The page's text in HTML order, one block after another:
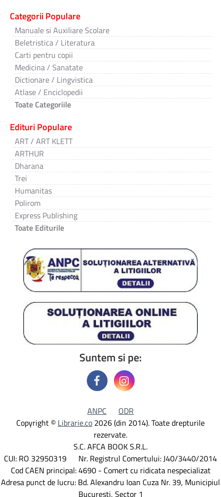
Categorii Populare
Manuale si Auxiliare Scolare
Beletristica / Literatura
Carti pentru copii
Medicina / Sanatate
Dictionare / Lingvistica
Atlase / Enciclopedii
Toate Categoriile
Edituri Populare
ART / ART KLETT
ARTHUR
Dharana
Trei
Humanitas
Polirom
Express Publishing
Toate Editurile
Suntem si pe:
ANPC
ODR
Copyright © Librarie.co 2026 (din 2014). Toate drepturile
rezervate.
S.C. AFCA BOOK S.R.L.
CUI: RO 32950319 Nr. Registrul Comertului: J40/3440/2014
Cod CAEN principal: 4690 - Comert cu ridicata nespecializat
Adresa punct de lucru: Bd. Alexandru Ioan Cuza Nr. 39, Municipiul
Bucuresti, Sector 1